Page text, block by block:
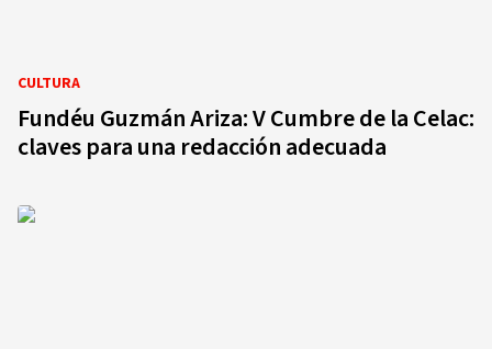
CULTURA
Fundéu Guzmán Ariza: V Cumbre de la Celac:
claves para una redacción adecuada